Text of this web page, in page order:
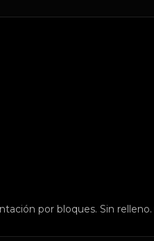
por bloques. Sin